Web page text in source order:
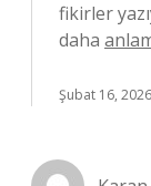
fikirler
daha
Şubat 16, 2026